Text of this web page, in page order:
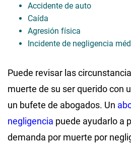
Accidente de auto
Caída
Agresión física
Incidente de negligencia
Puede revisar las
muerte de su ser querido con
un bufete de abogados. Un
negligencia puede ayudarlo a
demanda por muerte por